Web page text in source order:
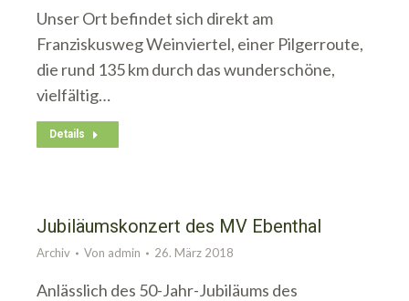
Unser Ort befindet sich direkt am
Franziskusweg Weinviertel, einer Pilgerroute,
die rund 135 km durch das wunderschöne,
vielfältig…
Details
Jubiläumskonzert des MV Ebenthal
Archiv Von admin 26. März 2018
Anlässlich des 50-Jahr-Jubiläums des